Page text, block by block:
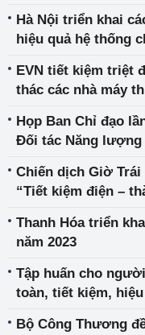
Hà Nội triển khai
hiệu quả hệ thống
EVN tiết kiệm triệt
thác các nhà máy
Họp Ban Chỉ đạo
Đối tác Năng lượng
Chiến dịch Giờ Trái
“Tiết kiệm điện –
Thanh Hóa triển
năm 2023
Tập huấn cho
toàn, tiết kiệm,
Bộ Công Thương